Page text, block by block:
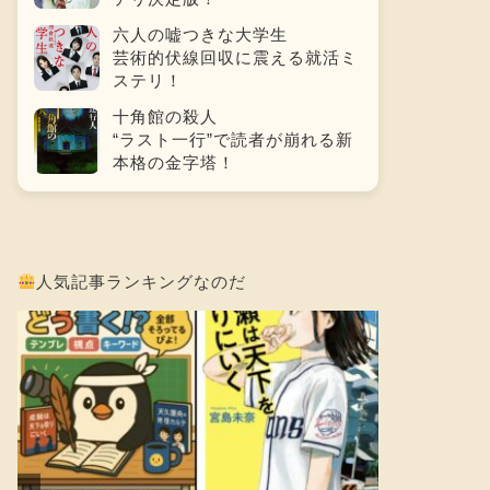
六人の嘘つきな大学生
芸術的伏線回収に震える就活ミ
ステリ！
十角館の殺人
“ラスト一行”で読者が崩れる新
本格の金字塔！
人気記事ランキングなのだ